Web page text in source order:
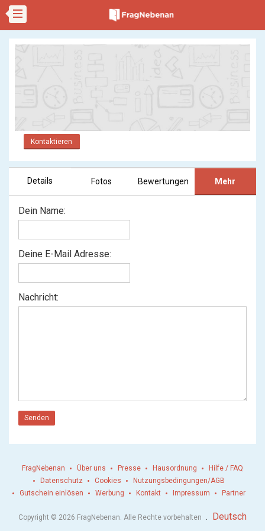
Kontaktieren
Details Fotos Bewertungen Mehr
Dein Name:
Deine E-Mail Adresse:
Nachricht:
Senden
FragNebenan Über uns Presse Hausordnung
Hilfe / FAQ
Datenschutz
Cookies
Nutzungsbedingungen/AGB
Gutschein einlösen
Werbung Kontakt Impressum Partner
Copyright © 2026 FragNebenan. Alle Rechte vorbehalten . Deutsch